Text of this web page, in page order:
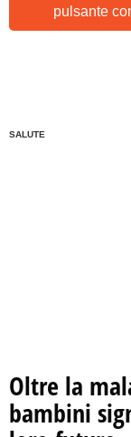
pulsante
SALUTE
Oltre la
bambini